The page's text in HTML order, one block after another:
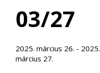
03/27
2025. március 26. - 2025.
március 27.